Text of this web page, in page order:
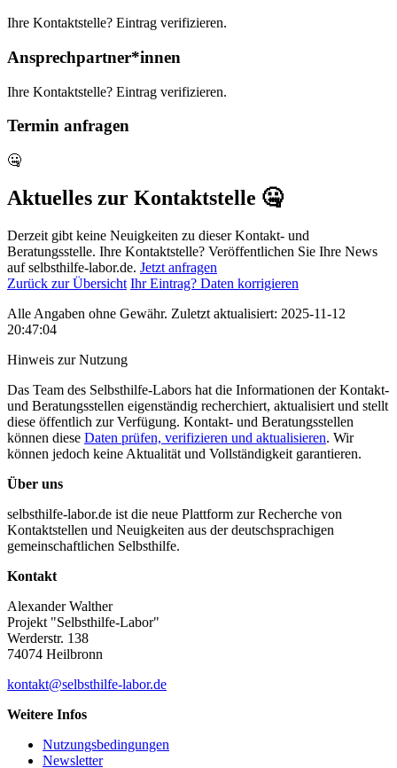
Ihre Kontaktstelle? Eintrag verifizieren.
Ansprechpartner*innen
Ihre Kontaktstelle? Eintrag verifizieren.
Termin anfragen
🤐
Aktuelles zur Kontaktstelle 🤐
Derzeit gibt keine Neuigkeiten zu dieser Kontakt- und
Beratungsstelle. Ihre Kontaktstelle? Veröffentlichen Sie Ihre News
auf selbsthilfe-labor.de. Jetzt anfragen
Zurück zur Übersicht Ihr Eintrag? Daten korrigieren
Alle Angaben ohne Gewähr. Zuletzt aktualisiert: 2025-11-12
20:47:04
Hinweis zur Nutzung
Das Team des Selbsthilfe-Labors hat die Informationen der Kontakt-
und Beratungsstellen eigenständig recherchiert, aktualisiert und stellt
diese öffentlich zur Verfügung. Kontakt- und Beratungsstellen
können diese Daten prüfen, verifizieren und aktualisieren. Wir
können jedoch keine Aktualität und Vollständigkeit garantieren.
Über uns
selbsthilfe-labor.de ist die neue Plattform zur Recherche von
Kontaktstellen und Neuigkeiten aus der deutschsprachigen
gemeinschaftlichen Selbsthilfe.
Kontakt
Alexander Walther
Projekt "Selbsthilfe-Labor"
Werderstr. 138
74074 Heilbronn
kontakt@selbsthilfe-labor.de
Weitere Infos
Nutzungsbedingungen
Newsletter